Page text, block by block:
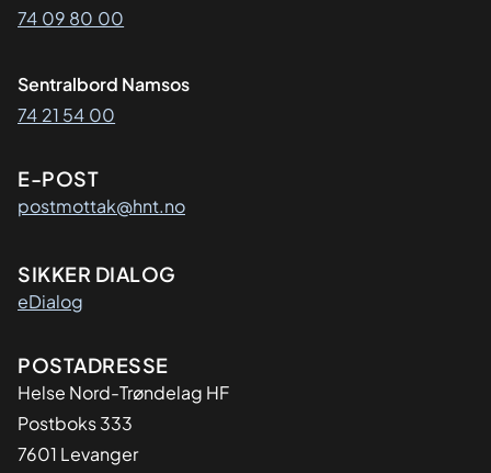
74 09 80 00
Sentralbord Namsos
74 21 54 00
E-POST
postmottak@hnt.no
SIKKER DIALOG
eDialog
Adresse
POSTADRESSE
Helse Nord-Trøndelag HF
Postboks 333
7601 Levanger